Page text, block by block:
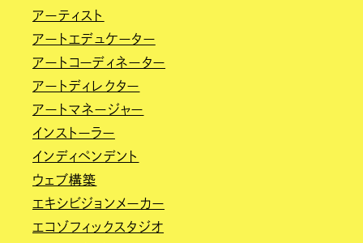
アーティスト
アートエデュケーター
アートコーディネーター
アートディレクター
アートマネージャー
インストーラー
インディペンデント
ウェブ構築
エキシビジョンメーカー
エコゾフィックスタジオ